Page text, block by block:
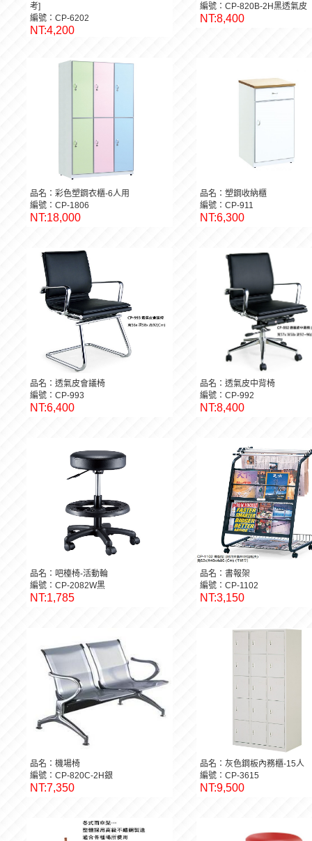
考]
編號：CP-6202
NT:4,200
編號：CP-820B-2H黑透氣皮
NT:8,400
品名：彩色塑鋼衣櫃-6人用
編號：CP-1806
NT:18,000
品名：塑鋼收納櫃
編號：CP-911
NT:6,300
品名：透氣皮會議椅
編號：CP-993
NT:6,400
品名：透氣皮中背椅
編號：CP-992
NT:8,400
品名：吧檯椅-活動輪
編號：CP-2082W黑
NT:1,785
品名：書報架
編號：CP-1102
NT:3,150
品名：機場椅
編號：CP-820C-2H銀
NT:7,350
品名：灰色鋼板內務櫃-15人
編號：CP-3615
NT:9,500